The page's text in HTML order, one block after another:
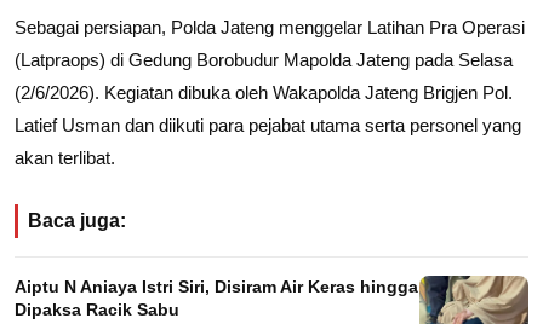
Sebagai persiapan, Polda Jateng menggelar Latihan Pra Operasi
(Latpraops) di Gedung Borobudur Mapolda Jateng pada Selasa
(2/6/2026). Kegiatan dibuka oleh Wakapolda Jateng Brigjen Pol.
Latief Usman dan diikuti para pejabat utama serta personel yang
akan terlibat.
Baca juga:
Aiptu N Aniaya Istri Siri, Disiram Air Keras hingga
Dipaksa Racik Sabu